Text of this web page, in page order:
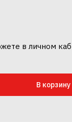
в личном
В корзину